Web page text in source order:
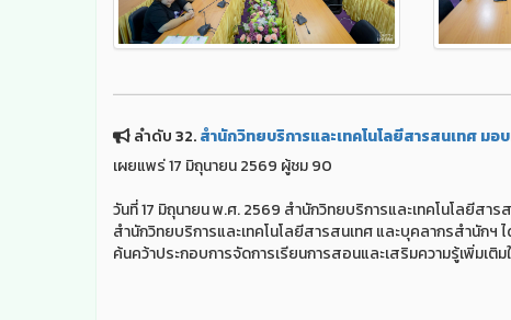
ลำดับ 32.สำนักวิทยบริการและเทคโนโลยีสารสนเทศ ม
เผยแพร่ 17 มิถุนายน 2569 ผู้ชม 90
วันที่ 17 มิถุนายน พ.ศ. 2569 สำนักวิทยบริการและเทคโนโลยีสา
สำนักวิทยบริการและเทคโนโลยีสารสนเทศ และบุคลากรสำนักฯ
ค้นคว้าประกอบการจัดการเรียนการสอนและเสริมความรู้เพิ่มเติ